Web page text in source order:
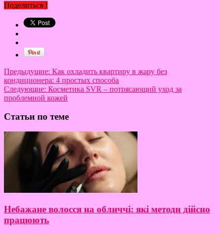
Поделиться !
Предыдущие: Как охладить квартиру в жару без
кондиционера: 4 простых способа
Следующие: Косметика SVR – потрясающий уход за
проблемной кожей
Статьи по теме
Небажане волосся на обличчі: які методи дійсно
працюють